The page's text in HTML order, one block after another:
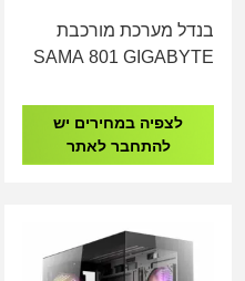
בנדל מערכת מורכבת
SAMA 801 GIGABYTE
DDR4 512GB NVME
לצפיה במחירים יש
להתחבר לאתר